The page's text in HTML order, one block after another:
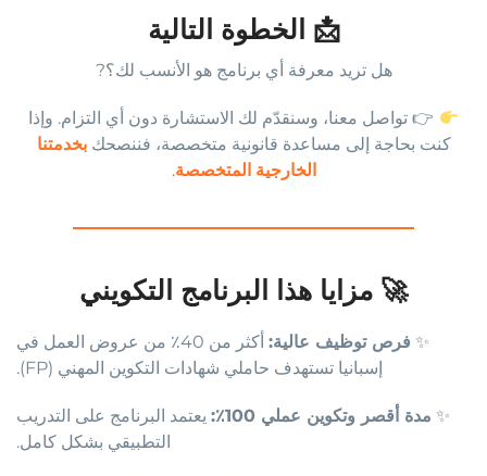
📩 الخطوة التالية
هل تريد معرفة أي برنامج هو الأنسب لك؟?
👉 تواصل معنا، وسنقدّم لك الاستشارة دون أي التزام. وإذا
كنت بحاجة إلى مساعدة قانونية متخصصة، فننصحك بخدمتنا
الخارجية المتخصصة.
🚀 مزايا هذا البرنامج التكويني
✨فرص توظيف عالية:
أكثر من 40٪ من عروض العمل في
إسبانيا تستهدف حاملي شهادات التكوين المهني (FP).
✨مدة أقصر وتكوين عملي 100٪:
يعتمد البرنامج على التدريب
التطبيقي بشكل كامل.